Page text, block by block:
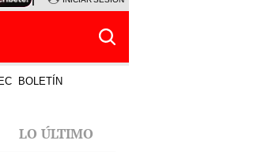
BOLETÍN
LO ÚLTIMO